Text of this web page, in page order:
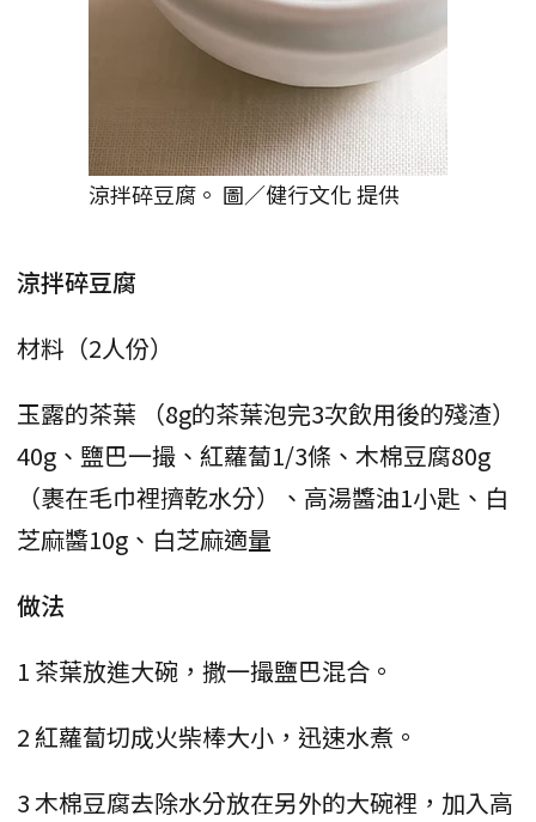
涼拌碎豆腐。 圖／健行文化 提供
涼拌碎豆腐
材料（2人份）
玉露的茶葉 （8g的茶葉泡完3次飲用後的殘渣）
40g、鹽巴一撮、紅蘿蔔1/3條、木棉豆腐80g
（裹在毛巾裡擠乾水分）、高湯醬油1小匙、白
芝麻醬10g、白芝麻適量
做法
1 茶葉放進大碗，撒一撮鹽巴混合。
2 紅蘿蔔切成火柴棒大小，迅速水煮。
3 木棉豆腐去除水分放在另外的大碗裡，加入高